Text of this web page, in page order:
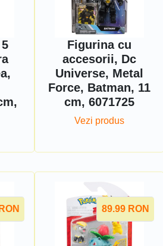
Figurina cu
accesorii, Dc
Universe, Metal
Force, Batman, 11
cm, 6071725
Vezi produs
RON 89.99 RON